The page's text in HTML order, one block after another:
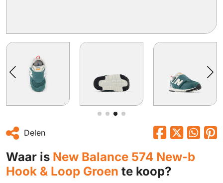
Delen
Waar is New Balance 574 New-b
Hook & Loop Groen te koop?